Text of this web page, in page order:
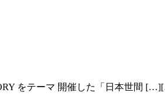
をテーマ 開催した「日本世間